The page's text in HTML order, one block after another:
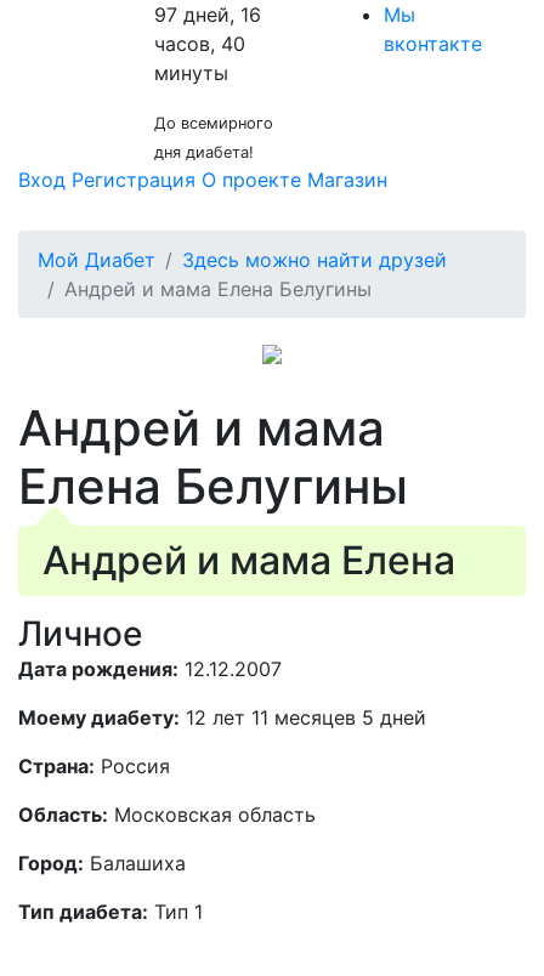
97 дней, 16
часов, 40
минуты
До всемирного
дня диабета!
Мы
вконтакте
Вход Регистрация О проекте Магазин
Мой Диабет
Здесь можно найти друзей
Андрей и мама Елена Белугины
Андрей и мама
Елена Белугины
Андрей и мама Елена
Личное
Дата рождения: 12.12.2007
Моему диабету: 12 лет 11 месяцев 5 дней
Страна: Россия
Область: Московская область
Город: Балашиха
Тип диабета: Тип 1